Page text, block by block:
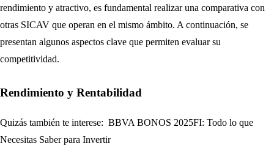
rendimiento y atractivo, es fundamental realizar una comparativa con
otras SICAV que operan en el mismo ámbito. A continuación, se
presentan algunos aspectos clave que permiten evaluar su
competitividad.
Rendimiento y Rentabilidad
Quizás también te interese: BBVA BONOS 2025FI: Todo lo que
Necesitas Saber para Invertir